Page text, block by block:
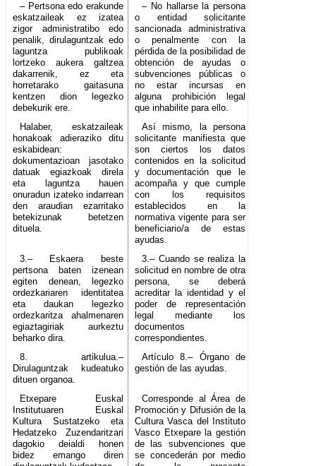
– Pertsona edo erakunde
eskatzaileak ez izatea
zigor administratibo edo
penalik, dirulaguntzak edo
laguntza publikoak
lortzeko aukera galtzea
dakarrenik, ez eta
horretarako gaitasuna
kentzen dion legezko
debekurik ere.
– No hallarse la persona
o entidad solicitante
sancionada administrativa
o penalmente con la
pérdida de la posibilidad de
obtención de ayudas o
subvenciones públicas o
no estar incursas en
alguna prohibición legal
que inhabilite para ello.
Halaber, eskatzaileak
honakoak adieraziko ditu
eskabidean:
dokumentazioan jasotako
datuak egiazkoak direla
eta laguntza hauen
onuradun izateko indarrean
den araudian ezarritako
betekizunak betetzen
dituela.
Así mismo, la persona
solicitante manifiesta que
son ciertos los datos
contenidos en la solicitud
y documentación que le
acompaña y que cumple
con los requisitos
establecidos en la
normativa vigente para ser
beneficiario/a de estas
ayudas.
3.– Eskaera beste
pertsona baten izenean
egiten denean, legezko
ordezkariaren identitatea
eta daukan legezko
ordezkaritza ahalmenaren
egiaztagiriak aurkeztu
beharko dira.
3.– Cuando se realiza la
solicitud en nombre de otra
persona, se deberá
acreditar la identidad y el
poder de representación
legal mediante los
documentos
correspondientes.
8. artikulua.–
Dirulaguntzak kudeatuko
dituen organoa.
Artículo 8.– Órgano de
gestión de las ayudas.
Etxepare Euskal
Institutuaren Euskal
Kultura Sustatzeko eta
Hedatzeko Zuzendaritzari
dagokio deialdi honen
bidez emango diren
Corresponde al Área de
Promoción y Difusión de la
Cultura Vasca del Instituto
Vasco Etxepare la gestión
de las subvenciones que
se concederán por medio